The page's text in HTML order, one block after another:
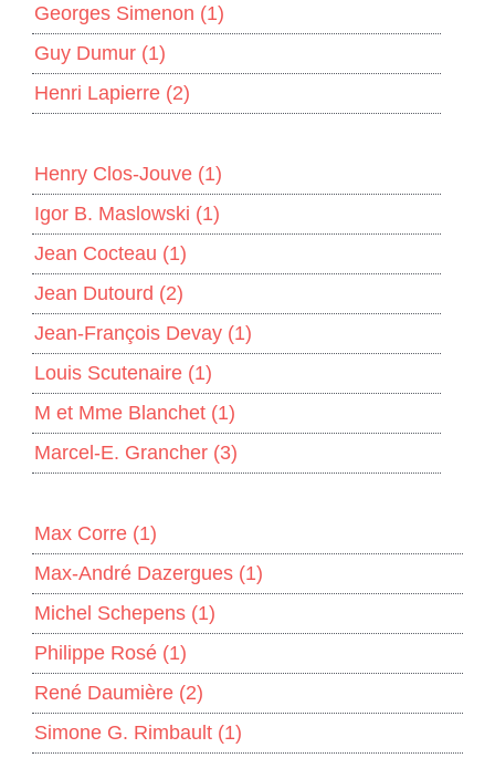
Georges Simenon (1)
Guy Dumur (1)
Henri Lapierre (2)
Henry Clos-Jouve (1)
Igor B. Maslowski (1)
Jean Cocteau (1)
Jean Dutourd (2)
Jean-François Devay (1)
Louis Scutenaire (1)
M et Mme Blanchet (1)
Marcel-E. Grancher (3)
Max Corre (1)
Max-André Dazergues (1)
Michel Schepens (1)
Philippe Rosé (1)
René Daumière (2)
Simone G. Rimbault (1)